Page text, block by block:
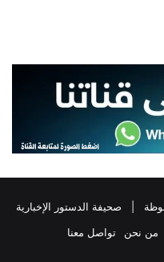
صحيفة الدستور الإخبارية
من نحن تواصل معنا